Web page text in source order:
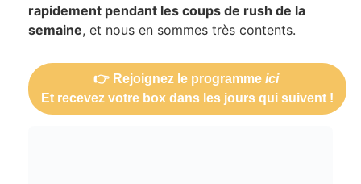
rapidement pendant les coups de rush de la
semaine, et nous en sommes très contents.
👉 Rejoignez le programme ici
Et recevez votre box dans les jours qui suivent !